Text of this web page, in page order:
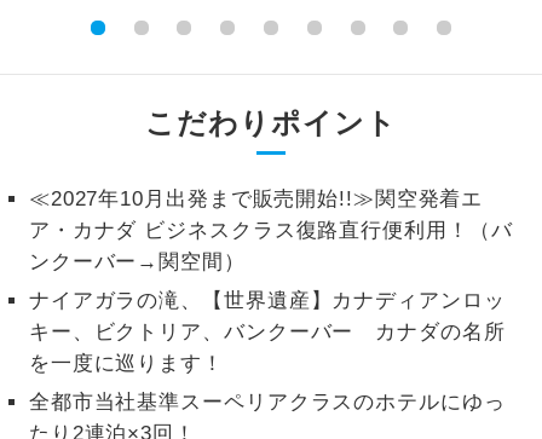
こだわりポイント
≪2027年10月出発まで販売開始!!≫関空発着エ
ア・カナダ ビジネスクラス復路直行便利用！（バ
ンクーバー→関空間）
ナイアガラの滝、【世界遺産】カナディアンロッ
キー、ビクトリア、バンクーバー カナダの名所
を一度に巡ります！
全都市当社基準スーペリアクラスのホテルにゆっ
たり2連泊×3回！
港 [関空周辺後泊]
2名様催行
1名様1室同代
1名様1室利用でも追加料金がかからない
コースです。
ご夫婦限定
ご夫婦限定でご参加いただけるコースで
す。
女性限定